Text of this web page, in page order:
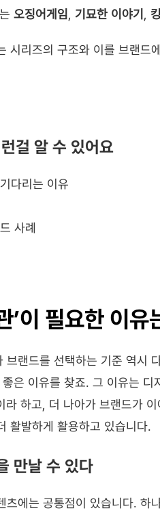
오징어게임 , 기묘한 이야기 ,
시리즈의 구조와 이를 브랜
걸 알 수 있어요
다리는 이유
사례
’이 필요한 이유
랜드를 선택하는 기준 역시
은 이유를 찾죠. 그 이유는
하고, 더 나아가 브랜드가
활발하게 활용하고 있습니다.
만날 수 있다
츠에는 공통점이 있습니다. 하